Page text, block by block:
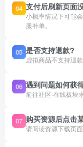
04 支付后刷新页面
小概率情况下可能
服补单。
05 是否支持退款?
虚拟商品不支持退
06 遇到问题如何获
前往社区-在线板块
07 购买资源后点击
请阅读资源下载页